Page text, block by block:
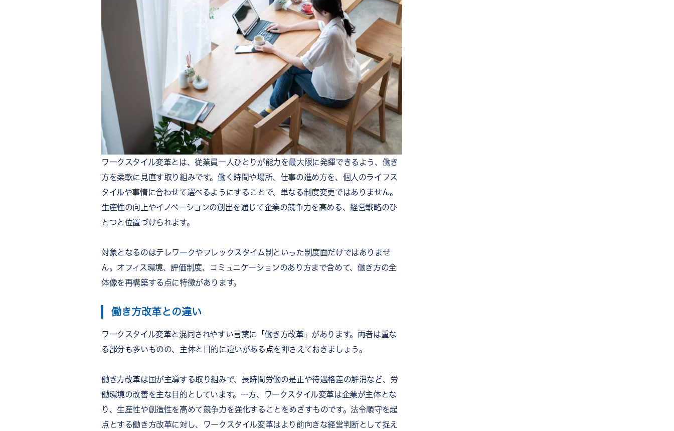
多様な人材の確保と定着
コストの最適化
事業継続性の強化
ワークスタイル変革の主な施策
柔軟な勤務制度の導入
業務のデジタル化
オフィス環境の見直し
評価・コミュニケーションの仕組みづくり
ワークスタイル変革を進める5ステップ
ステップ1：現状の課題を可視化する
ステップ2：目的とゴールを設定する
ステップ3：スモールスタートで試行する
ステップ4：制度とツールを整備する
ステップ5：効果を測定し改善する
ワークスタイル変革の定着を支えるRECOG
ワークスタイル変革に関するよくある質問
ワークスタイル変革と働き方改革は何が違いますか
ワークスタイル変革は何から始めればよいですか
まとめ
ワークスタイル変革とは、従業員一人ひとりが能力を最大限に発揮できるよう、働き
方を柔軟に見直す取り組みです。働く時間や場所、仕事の進め方を、個人のライフス
タイルや事情に合わせて選べるようにすることで、単なる制度変更ではありません。
生産性の向上やイノベーションの創出を通じて企業の競争力を高める、経営戦略のひ
とつと位置づけられます。
対象となるのはテレワークやフレックスタイム制といった制度面だけではありませ
ん。オフィス環境、評価制度、コミュニケーションのあり方まで含めて、働き方の全
体像を再構築する点に特徴があります。
働き方改革との違い
ワークスタイル変革と混同されやすい言葉に「働き方改革」があります。両者は重な
る部分も多いものの、主体と目的に違いがある点を押さえておきましょう。
働き方改革は国が主導する取り組みで、長時間労働の是正や待遇格差の解消など、労
働環境の改善を主な目的としています。一方、ワークスタイル変革は企業が主体とな
り、生産性や創造性を高めて競争力を強化することをめざすものです。法令順守を起
点とする働き方改革に対し、ワークスタイル変革はより前向きな経営判断として捉え